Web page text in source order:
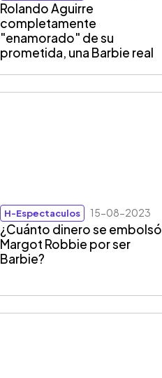
Rolando Aguirre
completamente
"enamorado" de su
prometida, una Barbie real
H-Espectaculos 15-08-2023
¿Cuánto dinero se embolsó
Margot Robbie por ser
Barbie?